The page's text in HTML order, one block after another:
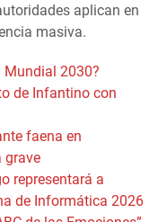
aplican en
masiva.
Mundial 2030?
de Infantino con
faena en
grave
representará a
de Informática 2026